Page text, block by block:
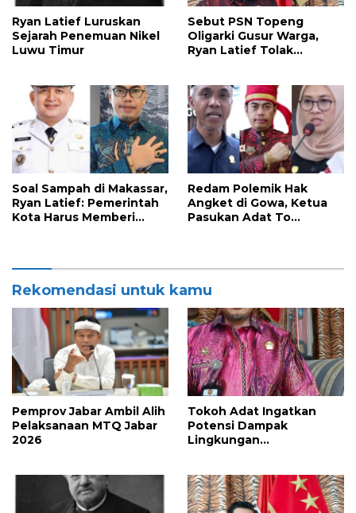
Ryan Latief Luruskan
Sejarah Penemuan Nikel
Luwu Timur
Sebut PSN Topeng
Oligarki Gusur Warga,
Ryan Latief Tolak
Soal Sampah di Makassar,
Ryan Latief: Pemerintah
Kota Harus Memberi
Redam Polemik Hak
Angket di Gowa, Ketua
Pasukan Adat To
Rekomendasi untuk kamu
Pemprov Jabar Ambil Alih
Pelaksanaan MTQ Jabar
2026
Tokoh Adat Ingatkan
Potensi Dampak
Lingkungan
Luwu Timur